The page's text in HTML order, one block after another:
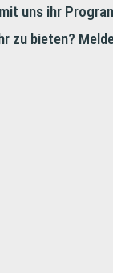
uns ihr
zu bieten?